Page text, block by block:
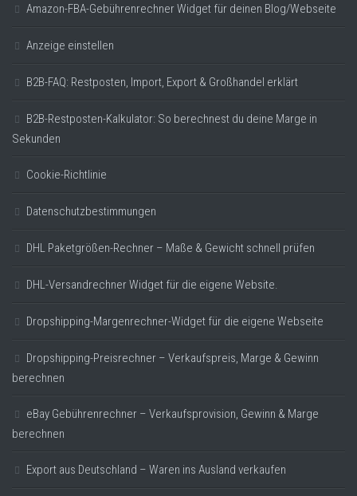
Amazon-FBA-Gebührenrechner Widget für deinen Blog/Webseite
Anzeige einstellen
B2B-FAQ: Restposten, Import, Export & Großhandel erklärt
B2B-Restposten-Kalkulator: So berechnest du deine Marge in
Sekunden
Cookie-Richtlinie
Datenschutzbestimmungen
DHL Paketgrößen-Rechner – Maße & Gewicht schnell prüfen
DHL-Versandrechner Widget für die eigene Website.
Dropshipping-Margenrechner-Widget für die eigene Webseite
Dropshipping-Preisrechner – Verkaufspreis, Marge & Gewinn
berechnen
eBay Gebührenrechner – Verkaufsprovision, Gewinn & Marge
berechnen
Export aus Deutschland – Waren ins Ausland verkaufen